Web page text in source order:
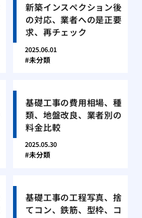
新築インスペクション後
の対応、業者への是正要
求、再チェック
2025.06.01
未分類
基礎工事の費用相場、種
類、地盤改良、業者別の
料金比較
2025.05.30
未分類
基礎工事の工程写真、捨
てコン、鉄筋、型枠、コ